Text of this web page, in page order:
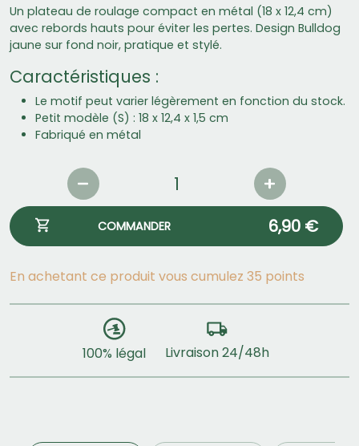
Un plateau de roulage compact en métal (18 x 12,4 cm)
avec rebords hauts pour éviter les pertes. Design Bulldog
jaune sur fond noir, pratique et stylé.
Caractéristiques :
Le motif peut varier légèrement en fonction du stock.
Petit modèle (S) : 18 x 12,4 x 1,5 cm
Fabriqué en métal
COMMANDER 6,90 €
En achetant ce produit vous cumulez 35 points
100% légal Livraison 24/48h